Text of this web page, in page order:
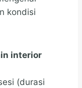
kondisi
interior
(durasi